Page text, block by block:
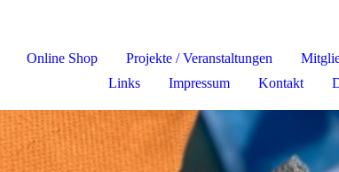
Online Shop Projekte / Veranstaltungen
Links
Impressum Kontakt